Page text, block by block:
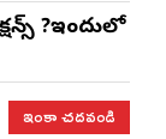
?ఇందులో
ఇంకా చదవండి